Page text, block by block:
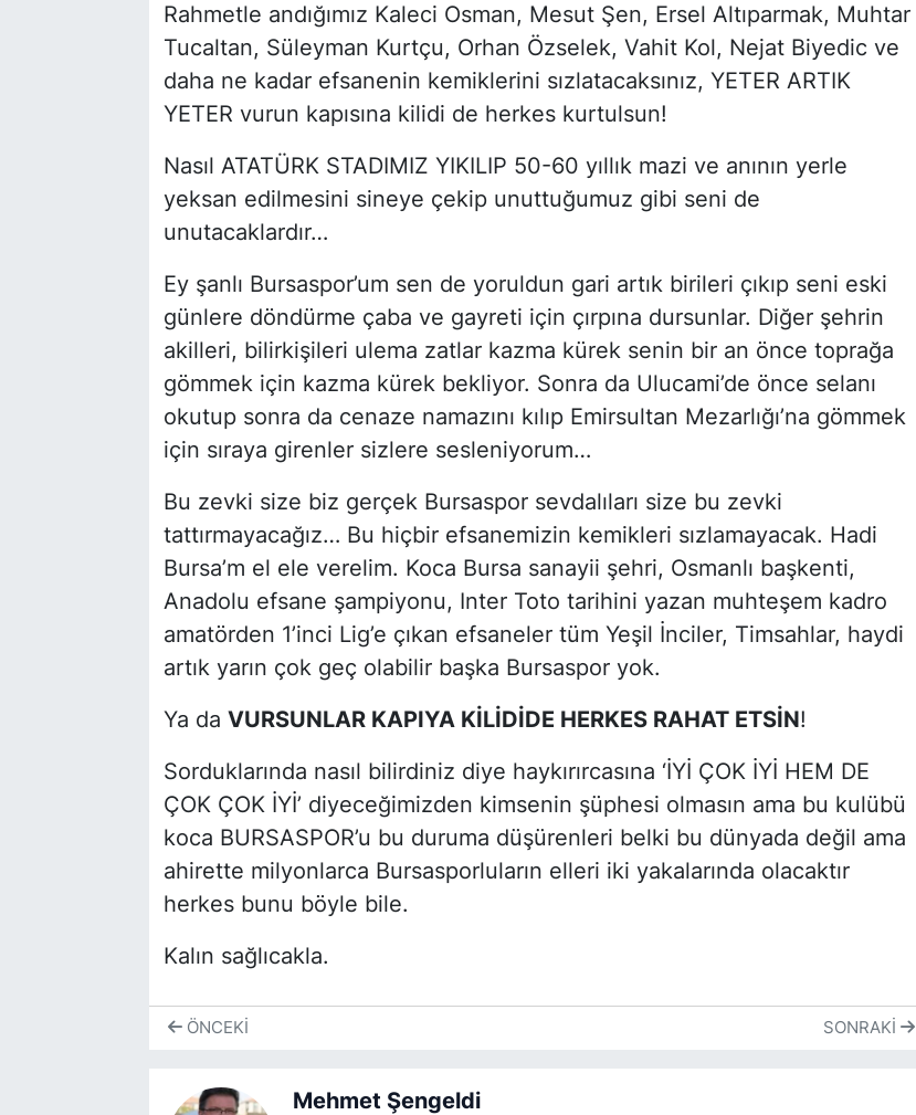
Rahmetle andığımız Kaleci Osman, Mesut Şen, Ersel Altıparmak, Muhtar
Tucaltan, Süleyman Kurtçu, Orhan Özselek, Vahit Kol, Nejat Biyedic ve
daha ne kadar efsanenin kemiklerini sızlatacaksınız, YETER ARTIK
YETER vurun kapısına kilidi de herkes kurtulsun!
Nasıl ATATÜRK STADIMIZ YIKILIP 50-60 yıllık mazi ve anının yerle
yeksan edilmesini sineye çekip unuttuğumuz gibi seni de
unutacaklardır…
Ey şanlı Bursaspor’um sen de yoruldun gari artık birileri çıkıp seni eski
günlere döndürme çaba ve gayreti için çırpına dursunlar. Diğer şehrin
akilleri, bilirkişileri ulema zatlar kazma kürek senin bir an önce toprağa
gömmek için kazma kürek bekliyor. Sonra da Ulucami’de önce selanı
okutup sonra da cenaze namazını kılıp Emirsultan Mezarlığı’na gömmek
için sıraya girenler sizlere sesleniyorum…
Bu zevki size biz gerçek Bursaspor sevdalıları size bu zevki
tattırmayacağız… Bu hiçbir efsanemizin kemikleri sızlamayacak. Hadi
Bursa’m el ele verelim. Koca Bursa sanayii şehri, Osmanlı başkenti,
Anadolu efsane şampiyonu, Inter Toto tarihini yazan muhteşem kadro
amatörden 1’inci Lig’e çıkan efsaneler tüm Yeşil İnciler, Timsahlar, haydi
artık yarın çok geç olabilir başka Bursaspor yok.
Ya da VURSUNLAR KAPIYA KİLİDİDE HERKES RAHAT ETSİN!
Sorduklarında nasıl bilirdiniz diye haykırırcasına ‘İYİ ÇOK İYİ HEM DE
ÇOK ÇOK İYİ’ diyeceğimizden kimsenin şüphesi olmasın ama bu kulübü
koca BURSASPOR’u bu duruma düşürenleri belki bu dünyada değil ama
ahirette milyonlarca Bursasporluların elleri iki yakalarında olacaktır
herkes bunu böyle bile.
Kalın sağlıcakla.
ÖNCEKI SONRAKI
Mehmet Şengeldi